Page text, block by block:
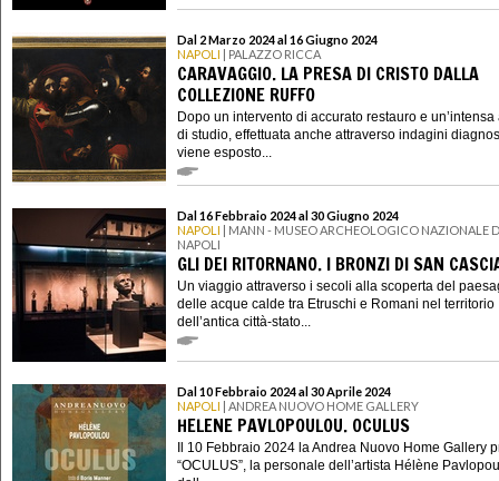
Dal 2 Marzo 2024 al 16 Giugno 2024
NAPOLI | PALAZZO RICCA
CARAVAGGIO. LA PRESA DI CRISTO DALLA
COLLEZIONE RUFFO
Dopo un intervento di accurato restauro e un’intensa
di studio, effettuata anche attraverso indagini
viene esposto...
Dal 16 Febbraio 2024 al 30 Giugno 2024
NAPOLI | MANN - MUSEO ARCHEOLOGICO NAZIONALE
NAPOLI
GLI DEI RITORNANO. I BRONZI DI SAN
Un viaggio attraverso i secoli alla scoperta del
delle acque calde tra Etruschi e Romani nel territorio
dell’antica città-stato...
Dal 10 Febbraio 2024 al 30 Aprile 2024
NAPOLI | ANDREA NUOVO HOME GALLERY
HELENE PAVLOPOULOU. OCULUS
Il 10 Febbraio 2024 la Andrea Nuovo Home Gallery
“OCULUS”, la personale dell’artista Hélène